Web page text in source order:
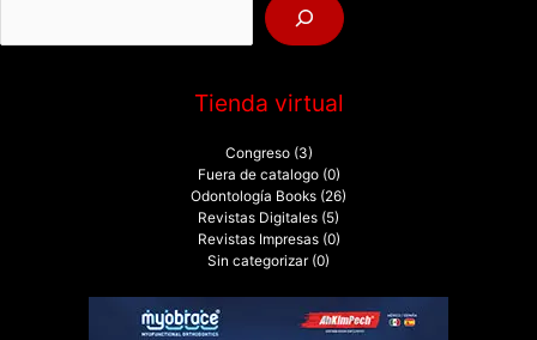
:
Tienda virtual
Congreso (3)
Fuera de catalogo (0)
Odontología Books (26)
Revistas Digitales (5)
Revistas Impresas (0)
Sin categorizar (0)